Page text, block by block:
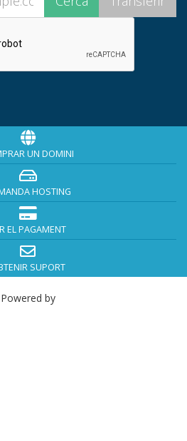
UN DOMINI
HOSTING
EL PAGAMENT
SUPORT
Powered by